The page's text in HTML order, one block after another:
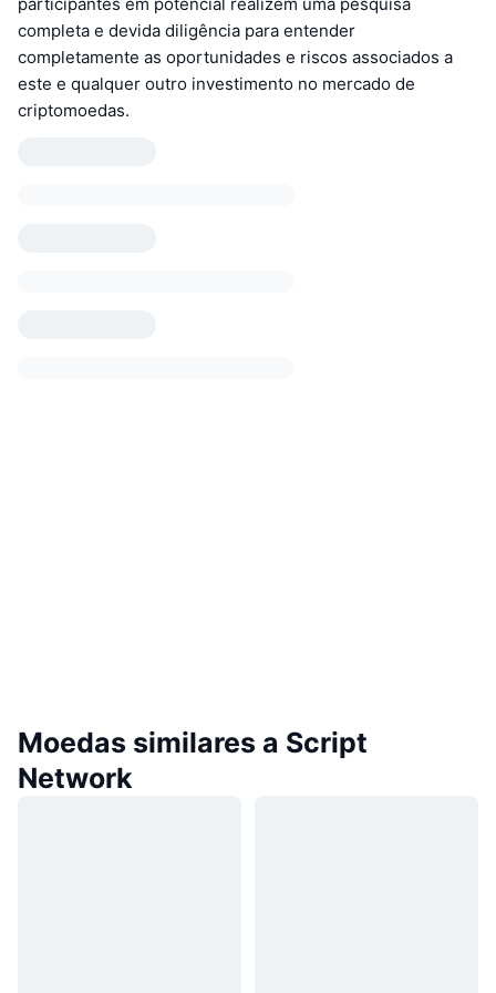
completa e devida diligência para entender
completamente as oportunidades e riscos associados a
este e qualquer outro investimento no mercado de
criptomoedas.
Moedas similares a Script
Network